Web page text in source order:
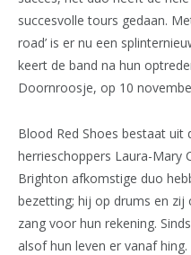
succesvolle tours gedaan.
road’ is er nu een
keert de band na hun
Doornroosje, op 10
Blood Red Shoes bestaat uit
herrieschoppers Laura-Mary
Brighton afkomstige duo
bezetting; hij op drums en zij
zang voor hun rekening.
alsof hun leven er vanaf